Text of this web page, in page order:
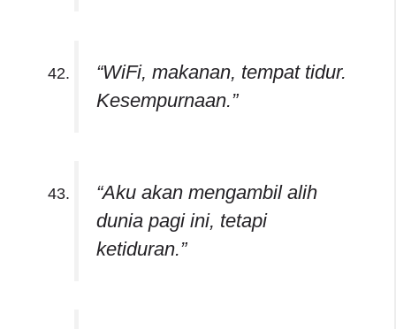
“WiFi, makanan, tempat tidur.
Kesempurnaan.”
“Aku akan mengambil alih
dunia pagi ini, tetapi
ketiduran.”